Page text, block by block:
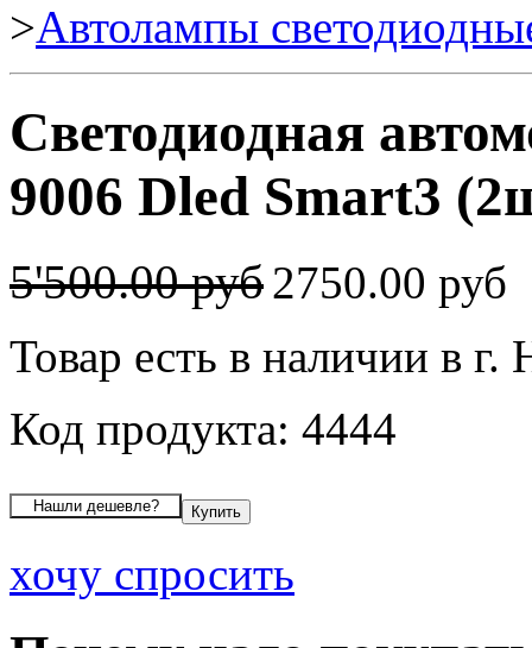
>Автолампы
Светодиодная
9006 Dled Smart3
5'500.00 руб2750.00 руб
Товар есть в наличии в
Код продукта: 4444
хочу спросить